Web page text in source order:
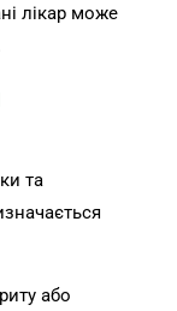
лікар може
та
або